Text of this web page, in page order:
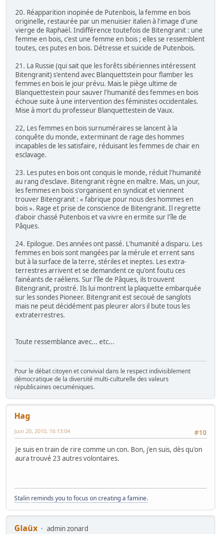
20. Réapparition inopinée de Putenbois, la femme en bois
originelle, restaurée par un menuisier italien à l'image d'une
vierge de Raphaël. Indifférence toutefois de Bitengranit : une
femme en bois, c'est une femme en bois ; elles se ressemblent
toutes, ces putes en bois. Détresse et suicide de Putenbois.
21. La Russie (qui sait que les forêts sibériennes intéressent
Bitengranit) s'entend avec Blanquettstein pour flamber les
femmes en bois le jour prévu. Mais le piège ultime de
Blanquettestein pour sauver l'humanité des femmes en bois
échoue suite à une intervention des féministes occidentales.
Mise à mort du professeur Blanquettestein de Vaux.
22, Les femmes en bois surnuméraires se lancent à la
conquête du monde, exterminant de rage des hommes
incapables de les satisfaire, réduisant les femmes de chair en
esclavage.
23. Les putes en bois ont conquis le monde, réduit l'humanité
au rang d'esclave. Bitengranit règne en maître. Mais, un jour,
les femmes en bois s'organisent en syndicat et viennent
trouver Bitengranit : « fabrique pour nous des hommes en
bois ». Rage et prise de conscience de Bitengranit. Il regrette
d'aboir chassé Putenbois et va vivre en ermite sur l'île de
Pâques.
24. Epilogue. Des années ont passé. L'humanité a disparu. Les
femmes en bois sont mangées par la mérule et errent sans
but à la surface de la terre, stériles et ineptes. Les extra-
terrestres arrivent et se demandent ce qu'ont foutu ces
fainéants de raéliens. Sur l'île de Pâques, ils trouvent
Bitengranit, prostré. Ils lui montrent la plaquette embarquée
sur les sondes Pioneer. Bitengranit est secoué de sanglots
mais ne peut décidément pas pleurer alors il bute tous les
extraterrestres.
Toute ressemblance avec... etc...
Pour le débat citoyen et convivial dans le respect indivisiblement
démocratique de la diversité multi-culturelle des valeurs
républicaines oecuméniques.
Hag
#10
Juin 20, 2010, 16:13:04
Je suis en train de rire comme un con. Bon, j'en suis, dès qu'on
aura trouvé 23 autres volontaires.
Stalin reminds you to focus on creating a famine.
Glaüx
admin zonard